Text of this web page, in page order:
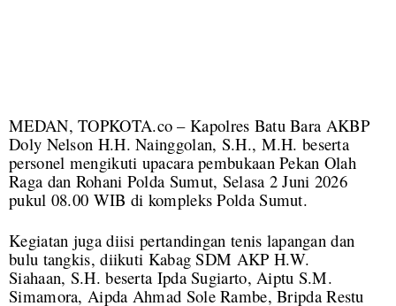
MEDAN, TOPKOTA.co – Kapolres Batu Bara AKBP
Doly Nelson H.H. Nainggolan, S.H., M.H. beserta
personel mengikuti upacara pembukaan Pekan Olah
Raga dan Rohani Polda Sumut, Selasa 2 Juni 2026
pukul 08.00 WIB di kompleks Polda Sumut.
Kegiatan juga diisi pertandingan tenis lapangan dan
bulu tangkis, diikuti Kabag SDM AKP H.W.
Siahaan, S.H. beserta Ipda Sugiarto, Aiptu S.M.
Simamora, Aipda Ahmad Sole Rambe, Bripda Restu